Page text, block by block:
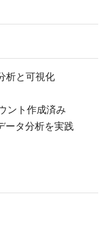
析と可視化
ント作成済み
ータ分析を実践